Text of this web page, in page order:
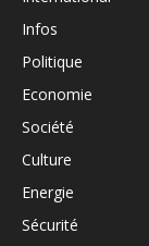
Infos
Politique
Economie
Société
Culture
Energie
Sécurité